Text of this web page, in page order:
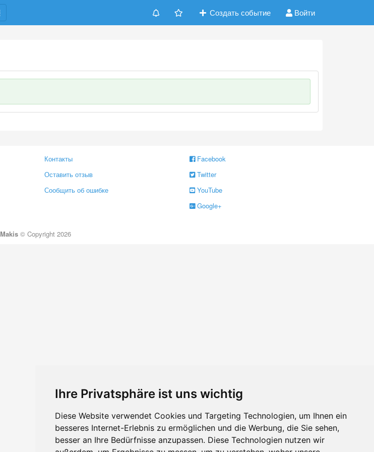
Ihre Privatsphäre ist uns wichtig
Diese Website verwendet Cookies und Targeting Technologien, um Ihnen ein
besseres Internet-Erlebnis zu ermöglichen und die Werbung, die Sie sehen,
besser an Ihre Bedürfnisse anzupassen. Diese Technologien nutzen wir
Создать событие Войти
Контакты
Оставить отзыв
Сообщить об ошибке
Facebook
Twitter
YouTube
Google+
Makis© Copyright 2026